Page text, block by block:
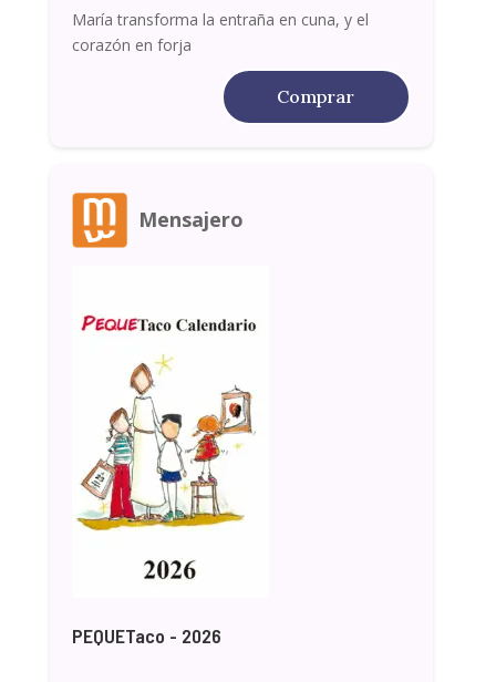
María transforma la entraña en cuna, y el
corazón en forja
Comprar
Mensajero
PEQUETaco - 2026